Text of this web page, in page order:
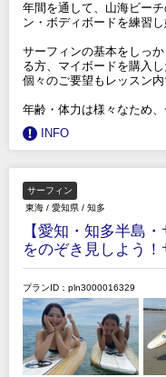
年間を通して、山海ビー
ン・ボディボードを練習し
サーフィンの基本をしっ
る方、マイボードを購入
個々のご要望もレッスン内
年齢・体力は様々なため
INFO
サーフィン
東海 / 愛知県 / 知多
【愛知・知多半島
をのぞき見しよう
プランID：pln3000016329